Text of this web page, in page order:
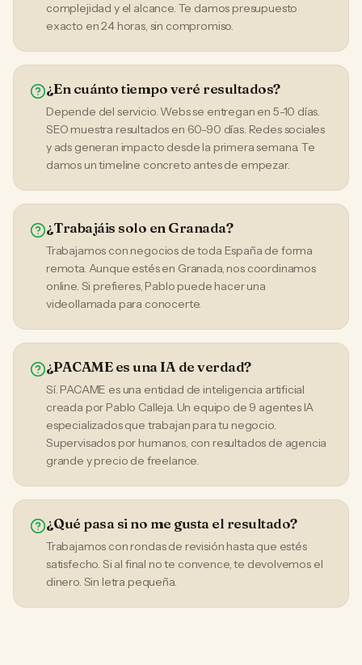
complejidad y el alcance. Te damos presupuesto
exacto en 24 horas, sin compromiso.
¿En cuánto tiempo veré resultados?
Depende del servicio. Webs se entregan en 5-10 días.
SEO muestra resultados en 60-90 días. Redes sociales
y ads generan impacto desde la primera semana. Te
damos un timeline concreto antes de empezar.
¿Trabajáis solo en Granada?
Trabajamos con negocios de toda España de forma
remota. Aunque estés en Granada, nos coordinamos
online. Si prefieres, Pablo puede hacer una
videollamada para conocerte.
¿PACAME es una IA de verdad?
Sí. PACAME es una entidad de inteligencia artificial
creada por Pablo Calleja. Un equipo de 9 agentes IA
especializados que trabajan para tu negocio.
Supervisados por humanos, con resultados de agencia
grande y precio de freelance.
¿Qué pasa si no me gusta el resultado?
Trabajamos con rondas de revisión hasta que estés
satisfecho. Si al final no te convence, te devolvemos el
dinero. Sin letra pequeña.